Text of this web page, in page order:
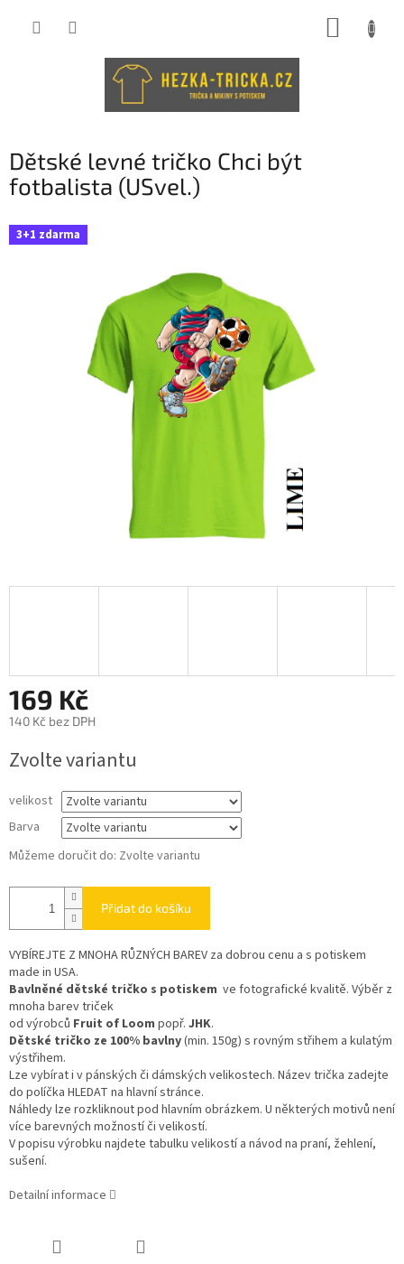
Dětské levné tričko Chci být
fotbalista (USvel.)
3+1 zdarma
169 Kč
140 Kč bez DPH
cena:
Zvolte variantu
velikost
Barva
Můžeme doručit do: Zvolte variantu
Přidat do košíku
VYBÍREJTE Z MNOHA RŮZNÝCH BAREV za dobrou cenu a s potiskem
made in USA.
Bavlněné dětské tričko s potiskem ve fotografické kvalitě. Výběr z
mnoha barev triček
od výrobců Fruit of Loom popř. JHK.
Dětské tričko ze 100% bavlny(min. 150g) s rovným střihem a kulatým
výstřihem.
Lze vybírat i v pánských či dámských velikostech. Název trička zadejte
do políčka HLEDAT na hlavní stránce.
Náhledy lze rozkliknout pod hlavním obrázkem. U některých motivů není
více barevných možností či velikostí.
V popisu výrobku najdete tabulku velikostí a návod na praní, žehlení,
sušení.
Detailní informace